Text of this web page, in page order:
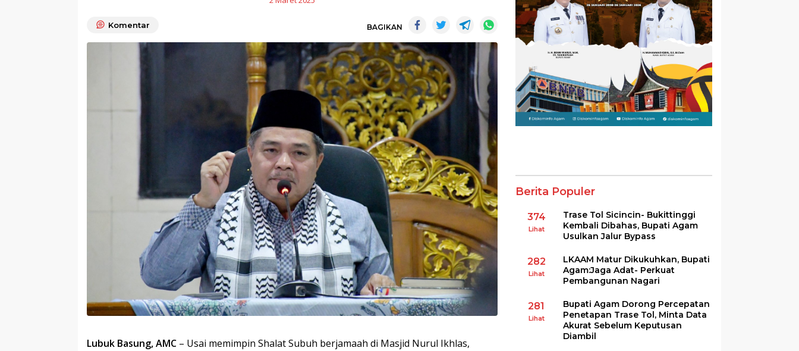
Komentar BAGIKAN
Lubuk Basung, AMC – Usai memimpin Shalat Subuh berjamaah di Masjid Nurul Ikhlas,
Berita Populer
374
Lihat
Trase Tol Sicincin- Bukittinggi
Kembali Dibahas, Bupati Agam
Usulkan Jalur Bypass
282
Lihat
LKAAM Matur Dikukuhkan, Bupati
Agam:Jaga Adat- Perkuat
Pembangunan Nagari
281
Lihat
Bupati Agam Dorong Percepatan
Penetapan Trase Tol, Minta Data
Akurat Sebelum Keputusan
Diambil